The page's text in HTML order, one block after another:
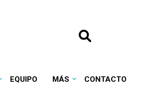
EQUIPO MÁS CONTACTO